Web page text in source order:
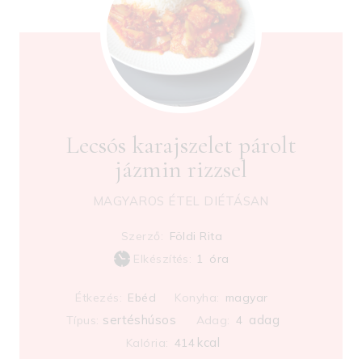
Lecsós karajszelet párolt
jázmin rizzsel
MAGYAROS ÉTEL DIÉTÁSAN
Szerző: Földi Rita
Elkészítés: 1
u
r
óra
Étkezés: Ebéd Konyha: magyar
Típus: sertéshúsos Adag: 4 adag
Kalória: 414 kcal